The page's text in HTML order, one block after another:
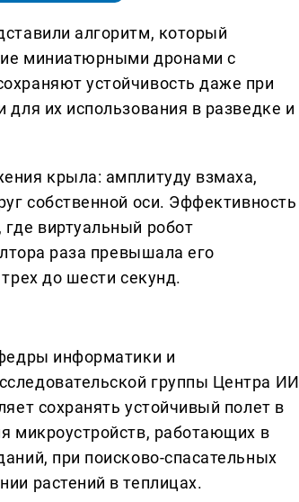
алгоритм, который
миниатюрными дронами с
устойчивость даже при
их использования в разведке и
крыла: амплитуду взмаха,
собственной оси. Эффективность
виртуальный робот
раза превышала его
до шести секунд.
информатики и
группы Центра ИИ
сохранять устойчивый полет в
микроустройств, работающих в
при поисково-спасательных
растений в теплицах.